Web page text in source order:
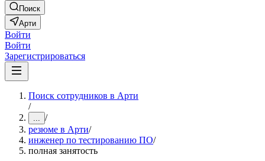
Поиск
Арти
Войти
Войти
Зарегистрироваться
Поиск сотрудников в Арти
/
... /
резюме в Арти/
инженер по тестированию ПО/
полная занятость